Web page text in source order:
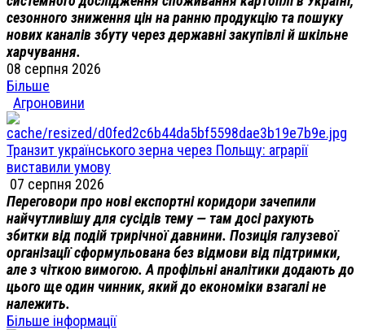
сезонного зниження цін на ранню продукцію та пошуку
нових каналів збуту через державні закупівлі й шкільне
харчування.
08 серпня 2026
Більше
Агроновини
Транзит українського зерна через Польщу: аграрії
виставили умову
07 серпня 2026
Переговори про нові експортні коридори зачепили
найчутливішу для сусідів тему — там досі рахують
збитки від подій трирічної давнини. Позиція галузевої
організації сформульована без відмови від підтримки,
але з чіткою вимогою. А профільні аналітики додають до
цього ще один чинник, який до економіки взагалі не
належить.
Більше інформації